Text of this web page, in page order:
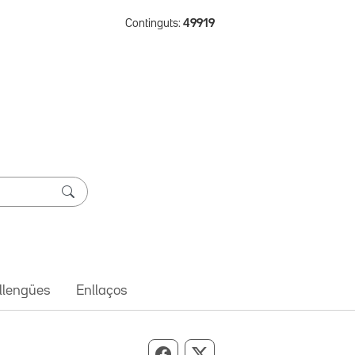
Continguts: 49919
Enllaços